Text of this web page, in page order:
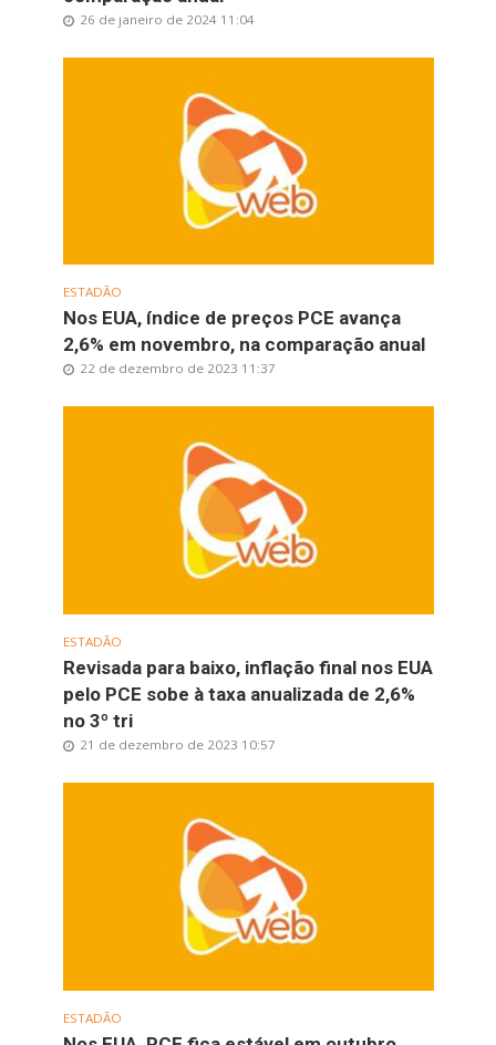
26 de janeiro de 2024 11:04
ESTADÃO
Nos EUA, índice de preços PCE avança
2,6% em novembro, na comparação anual
22 de dezembro de 2023 11:37
ESTADÃO
Revisada para baixo, inflação final nos EUA
pelo PCE sobe à taxa anualizada de 2,6%
no 3º tri
21 de dezembro de 2023 10:57
ESTADÃO